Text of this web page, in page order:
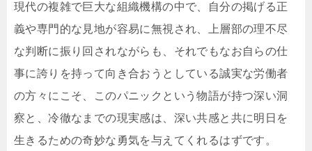
現代の複雑で巨大な組織機構の中で、自分の掲げる正
義や専門的な見地が容易に無視され、上層部の理不尽
な判断に振り回されながらも、それでもなお自らの仕
事に誇りを持って向き合おうとしている誠実な労働者
の方々にこそ、このパニックという物語が持つ深い洞
察と、冷徹なまでの現実感は、深い共感と共に明日を
生きるための奇妙な勇気を与えてくれるはずです。